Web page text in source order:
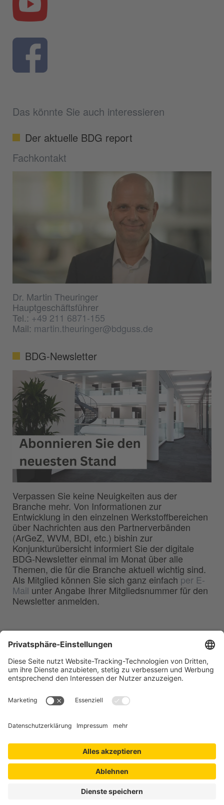
Das könnte Sie auch interessieren
Der aktuelle BDG report
Fachkontakt
Dr. Martin Theuringer
Hauptgeschäftsführer
Tel.: +49 211 6871-155
Mail: martin.theuringer@bdguss.de
BDG-Newsletter
Verpassen Sie keine Neuigkeiten aus der
Branche mehr. Von Informationen zur
Entwicklung in den einzelnen Werkstoffbereichen
über Nachrichten aus den Partnerverbänden
(ArGeZ, WVM, BDI, etc.) bishin zur
Konjunkturübersicht informiert Sie der digitale
BDG-Newsletter einmal im Monat über alle
Themen, die für die Branche aktuell wichtig sind.
Als Mitglied können Sie sich ganz einfach per E-
Mail unter Angabe Ihrer Mitgliedsnummer für den
Newsletter anmelden.
Deutschen Gießerei-Industrie e.V.
40549 Düsseldorf
Telefon:0211 - 68 71 - 03
0211 - 68 71 - 3333
E-Mail:info(at)bdguss.de